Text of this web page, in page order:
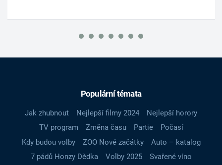
Populární témata
Jak zhubnout Nejlepší filmy 2024
Nejlepší horory
TV program
Změna času Partie
Počasí
Kdy budou volby
ZOO Nové začátky
Auto – katalog
7 pádů Honzy Dědka
Volby 2025
Svařené víno